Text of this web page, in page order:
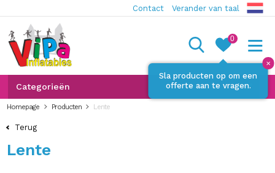
Contact Verander van taal
0
Sla producten op om een
offerte aan te vragen.
✕
Categorieën
Homepage Producten Lente
Terug
Lente